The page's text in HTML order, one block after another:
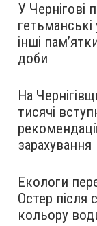
У Чернігові
гетьманські
інші
доби
На
тисячі
зарахування
Екологи
Остер після
кольору